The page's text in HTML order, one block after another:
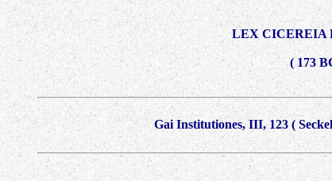
LEX CICEREIA
( 173
Gai Institutiones, III, 123(